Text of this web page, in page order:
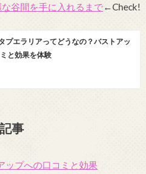
谷間を手に入れるまで←Check!
プエラリアってどうなの？バストアッ
と効果を体験
事
ップへの口コミと効果